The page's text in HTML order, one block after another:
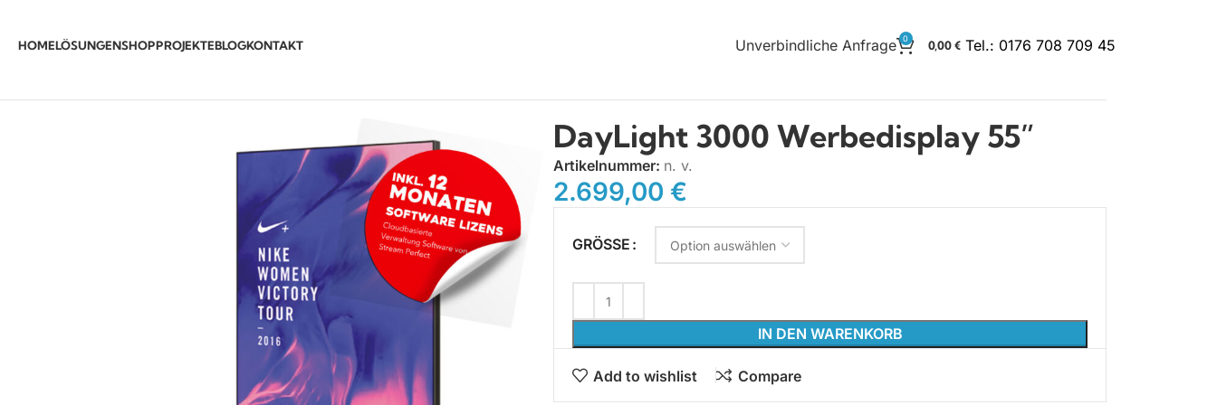
HOMELÖSUNGENSHOPPROJEKTEBLOGKONTAKT Unverbindliche Anfrage 0 0,00€ Tel.: 0176 708 709 45
DayLight 3000 Werbedisplay 55”
Artikelnummer: n. v.
2.699,00 €
GRÖSSE
IN DEN WARENKORB
Add to wishlist Compare